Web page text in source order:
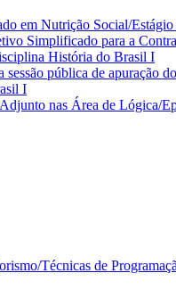
Nutrição Social/Estágio
para a
História do Brasil I
pública de apuração
I
nas Área de Lógica/
Técnicas de